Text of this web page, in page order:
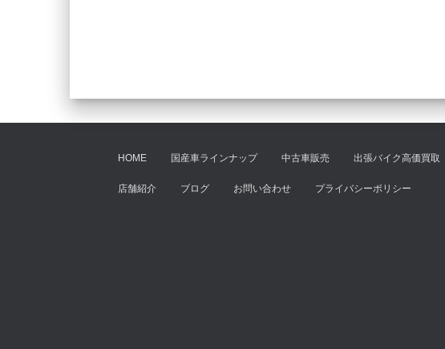
HOME 国産車ラインナップ 中古車販売 出張バイク高価買取
店舗紹介 ブログ お問い合わせ プライバシーポリシー